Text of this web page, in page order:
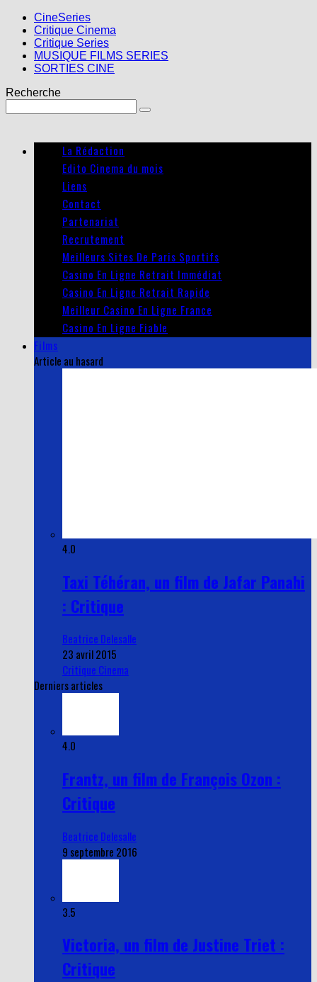
CineSeries
Critique Cinema
Critique Series
MUSIQUE FILMS SERIES
SORTIES CINE
Recherche
La Rédaction
Edito Cinema du mois
Liens
Contact
Partenariat
Recrutement
Meilleurs Sites De Paris Sportifs
Casino En Ligne Retrait Immédiat
Casino En Ligne Retrait Rapide
Meilleur Casino En Ligne France
Casino En Ligne Fiable
Films
Article au hasard
4.0
Taxi Téhéran, un film de Jafar Panahi
: Critique
Beatrice Delesalle
23 avril 2015
Critique Cinema
Derniers articles
4.0
Frantz, un film de François Ozon :
Critique
Beatrice Delesalle
9 septembre 2016
3.5
Victoria, un film de Justine Triet :
Critique